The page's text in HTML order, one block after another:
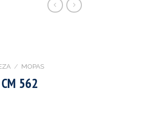
/ MOPAS
562